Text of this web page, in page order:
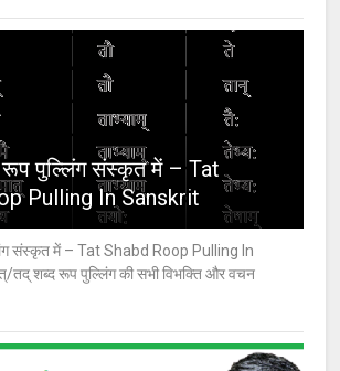
पुल्लिंग संस्कृत में – Tat
Pulling In Sanskrit
संस्कृत में – Tat Shabd Roop Pulling In
शब्द रूप पुल्लिंग की सभी विभक्ति और वचन